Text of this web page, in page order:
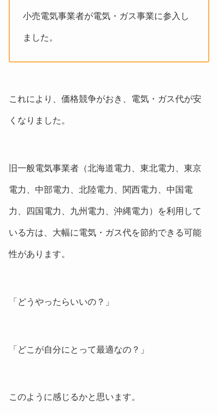
小売電気事業者が電気・ガス事業に参入し
ました。
これにより、価格競争がおき、電気・ガス代が安
くなりました。
旧一般電気事業者（北海道電力、東北電力、東京
電力、中部電力、北陸電力、関西電力、中国電
力、四国電力、九州電力、沖縄電力）を利用して
いる方は、大幅に電気・ガス代を節約できる可能
性があります。
「どうやったらいいの？」
「どこが自分にとって最適なの？」
このように感じるかと思います。